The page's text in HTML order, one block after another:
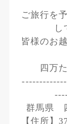
ご旅行を
し
皆様のお
四万
群馬県
【住所】